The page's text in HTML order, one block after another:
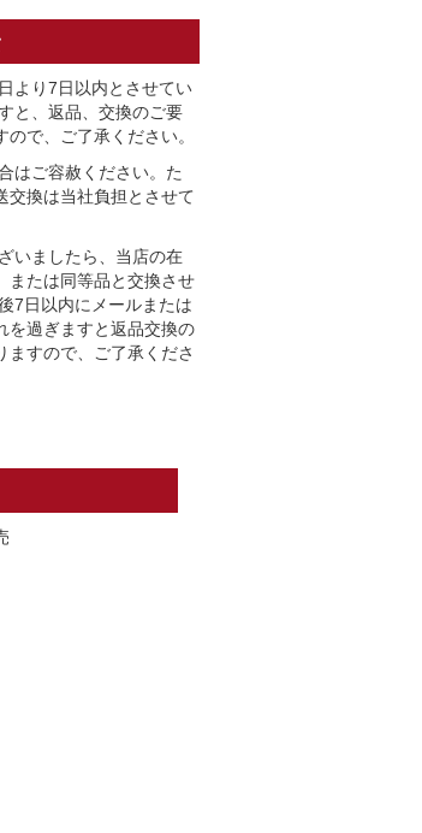
より7日以内とさせてい
と、返品、交換のご要
で、ご了承ください。
はご容赦ください。た
交換は当社負担とさせて
いましたら、当店の在
または同等品と交換させ
7日以内にメールまたは
を過ぎますと返品交換の
ますので、ご了承くださ